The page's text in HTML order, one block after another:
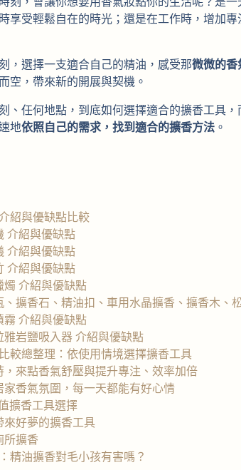
享受輕鬆自在的時光；還是在工作時，增加
，選擇一支適合自己的精油，感受那微微的香
空，帶來新的開展與契機。
、任何地點，到底如何選擇適合的擴香工具
地依照自己的需求，找到適合的擴香方法 。
紹與優缺點比較
介紹與優缺點
介紹與優缺點
介紹與優缺點
燭 介紹與優缺點
、擴香石、精油扣、車用水晶擴香、擴香木、
霧 介紹與優缺點
雅岩鹽吸入器 介紹與優缺點
較總整理：依使用情境選擇擴香工具
，來點香氣舒壓與提升專注、效率加倍
家香氣氛圍，每一天都能有好心情
擴香工具選擇
來好夢的擴香工具
所擴香
精油擴香對毛小孩有害嗎？